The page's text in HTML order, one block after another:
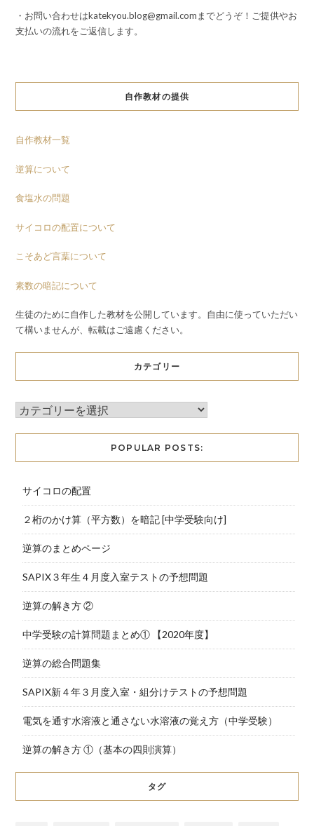
・お問い合わせはkatekyou.blog@gmail.comまでどうぞ！ご提供やお
支払いの流れをご返信します。
自作教材の提供
自作教材一覧
逆算について
食塩水の問題
サイコロの配置について
こそあど言葉について
素数の暗記について
生徒のために自作した教材を公開しています。自由に使っていただい
て構いませんが、転載はご遠慮ください。
カテゴリー
POPULAR POSTS:
サイコロの配置
２桁のかけ算（平方数）を暗記 [中学受験向け]
逆算のまとめページ
SAPIX３年生４月度入室テストの予想問題
逆算の解き方 ②
中学受験の計算問題まとめ① 【2020年度】
逆算の総合問題集
SAPIX新４年３月度入室・組分けテストの予想問題
電気を通す水溶液と通さない水溶液の覚え方（中学受験）
逆算の解き方 ①（基本の四則演算）
タグ